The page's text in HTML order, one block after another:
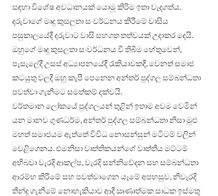
සඳහා විශේෂ අවධානයක් යොමු කිරිම ඉතා වැදගත්ය.
දරුවාගේ මෘදු කුසලතා සංවර්ධනය කිරීමේ වාසිය
පසුකාලයේදී දරුවාට වාසි සහගත තත්වයක් උදාකර දෙයි.
ඔහුගේ මෘදු කුසලතා සංවර්ධනය වී තිබීම හේතුවෙන්,
පැසැලේදී උසස් අධ්‍යාපනයේදී රැකියාවකදී, වෙනත් සමාජ
කටයුතු වලදී ඔහු කැපී පෙනෙන අන්තර් පුද්ගල සම්බන්ධතා
පවත්වා ගැනීමට සමත්කම් දක්වයි.
වර්තමාන ලෝකයේ පුද්ගලයන් තුළින් ඉතාම අවම වෙමින්
යන මානව ගුණධර්ම, අන්තර් පුද්ගල සම්බන්ධතා නිසා මුළු
මහත් සමාජයම ඇත්තේ විවිධ නොසන්සුන් මටිටම් වලින්
වෙළිගෙනය. එමනිසා වෘත්තිකයන්ගේ වෘත්තීය මට්ටම්
අභිබවා වැරදි ආකල්ප, වැරදි සන්නිවේදන සහ සම්බන්ධතා
ආරම්භ කිරීමේ සහ පවත්වාගෙන යෑමේ අපහසුව, නිවැරදි
තීන්දු ගැනීමේ නොහැකියාව ආදී ඍණාත්මක සාධක ඉස්මතු